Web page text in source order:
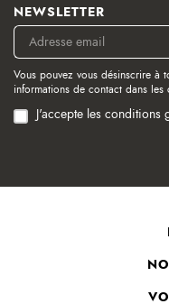
NEWSLETTER
Vous pouvez vous désinscrire à
informations de contact dans
J'accepte les